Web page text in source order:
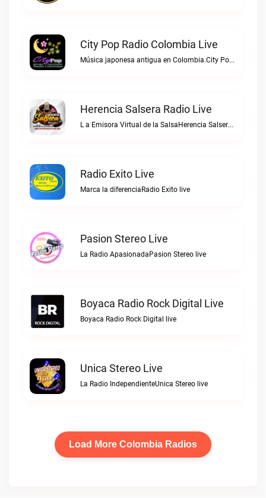
City Pop Radio Colombia Live
Música japonesa antigua en Colombia.City Pop Radio Colombia live
Herencia Salsera Radio Live
L a Emisora Virtual de la SalsaHerencia Salsera Radio live
Radio Exito Live
Marca la diferenciaRadio Exito live
Pasion Stereo Live
La Radio ApasionadaPasion Stereo live
Boyaca Radio Rock Digital Live
Boyaca Radio Rock Digital live
Unica Stereo Live
La Radio IndependienteUnica Stereo live
Load More Colombia Radios